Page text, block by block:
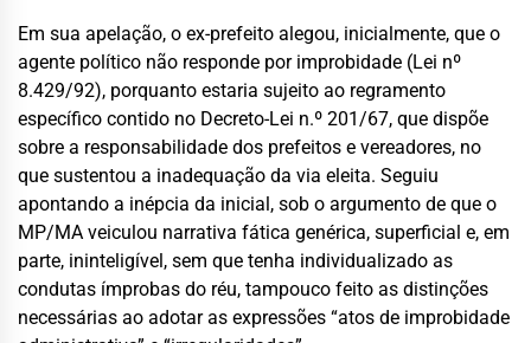
Em sua apelação, o ex-prefeito alegou, inicialmente, que o
agente político não responde por improbidade (Lei nº
8.429/92), porquanto estaria sujeito ao regramento
específico contido no Decreto-Lei n.º 201/67, que dispõe
sobre a responsabilidade dos prefeitos e vereadores, no
que sustentou a inadequação da via eleita. Seguiu
apontando a inépcia da inicial, sob o argumento de que o
MP/MA veiculou narrativa fática genérica, superficial e, em
parte, ininteligível, sem que tenha individualizado as
condutas ímprobas do réu, tampouco feito as distinções
necessárias ao adotar as expressões “atos de improbidade